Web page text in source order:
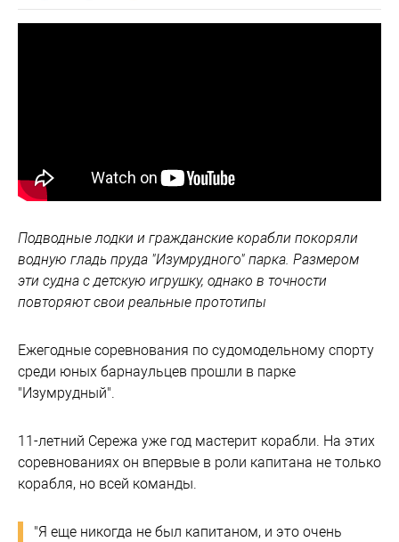
Подводные лодки и гражданские корабли покоряли
водную гладь пруда "Изумрудного" парка. Размером
эти судна с детскую игрушку, однако в точности
повторяют свои реальные прототипы
Ежегодные соревнования по судомодельному спорту
среди юных барнаульцев прошли в парке
"Изумрудный".
11-летний Сережа уже год мастерит корабли. На этих
соревнованиях он впервые в роли капитана не только
корабля, но всей команды.
"Я еще никогда не был капитаном, и это очень